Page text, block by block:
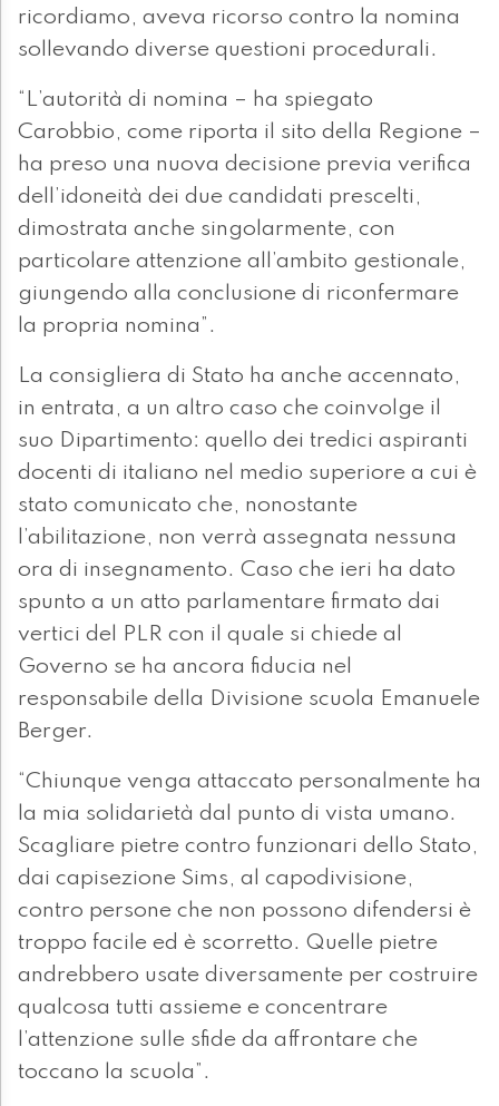
ricordiamo, aveva ricorso contro la nomina
sollevando diverse questioni procedurali.
“L’autorità di nomina – ha spiegato
Carobbio, come riporta il sito della Regione –
ha preso una nuova decisione previa verifica
dell’idoneità dei due candidati prescelti,
dimostrata anche singolarmente, con
particolare attenzione all’ambito gestionale,
giungendo alla conclusione di riconfermare
la propria nomina”.
La consigliera di Stato ha anche accennato,
in entrata, a un altro caso che coinvolge il
suo Dipartimento: quello dei tredici aspiranti
docenti di italiano nel medio superiore a cui è
stato comunicato che, nonostante
l’abilitazione, non verrà assegnata nessuna
ora di insegnamento. Caso che ieri ha dato
spunto a un atto parlamentare firmato dai
vertici del PLR con il quale si chiede al
Governo se ha ancora fiducia nel
responsabile della Divisione scuola Emanuele
Berger.
“Chiunque venga attaccato personalmente ha
la mia solidarietà dal punto di vista umano.
Scagliare pietre contro funzionari dello Stato,
dai capisezione Sims, al capodivisione,
contro persone che non possono difendersi è
troppo facile ed è scorretto. Quelle pietre
andrebbero usate diversamente per costruire
qualcosa tutti assieme e concentrare
l’attenzione sulle sfide da affrontare che
toccano la scuola”.